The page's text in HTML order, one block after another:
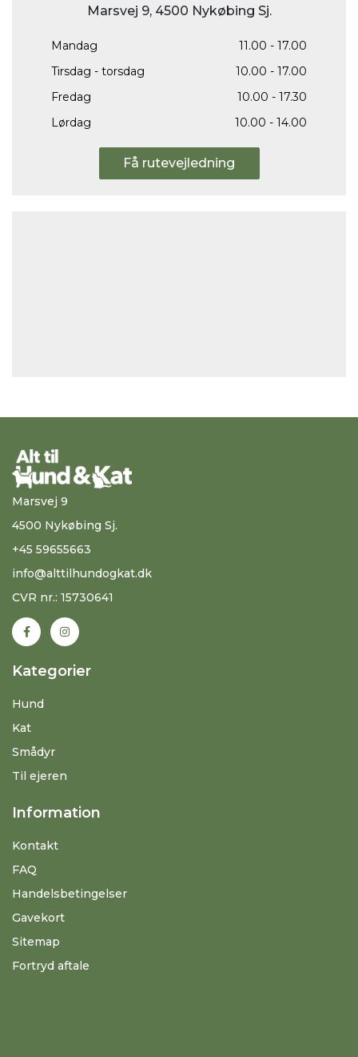
Marsvej 9, 4500 Nykøbing Sj.
Mandag
11.00 - 17.00
Tirsdag - torsdag
10.00 - 17.00
Fredag
10.00 - 17.30
Lørdag
10.00 - 14.00
Få rutevejledning
Marsvej 9
4500 Nykøbing Sj.
+45 59655663
info@alttilhundogkat.dk
CVR nr.: 15730641
Kategorier
Hund
Kat
Smådyr
Til ejeren
Information
Kontakt
FAQ
Handelsbetingelser
Gavekort
Sitemap
Fortryd aftale